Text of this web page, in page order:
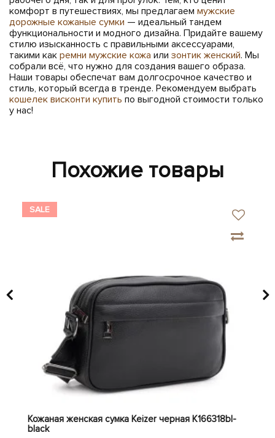
комфорт в путешествиях, мы предлагаем мужские
дорожные кожаные сумки — идеальный тандем
функциональности и модного дизайна. Придайте вашему
стилю изысканность с правильными аксессуарами,
такими как ремни мужские кожа или зонтик женский. Мы
собрали всё, что нужно для создания вашего образа.
Наши товары обеспечат вам долгосрочное качество и
стиль, который всегда в тренде. Рекомендуем выбрать
кошелек висконти купить по выгодной стоимости только
у нас!
Похожие товары
SALE
Кожаная женская сумка Keizer черная K166318bl-
black